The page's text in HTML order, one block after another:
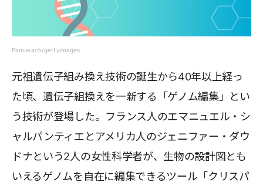
Panuwach/gettyimages
元祖遺伝子組み換え技術の誕生から40年以上経っ
た頃、遺伝子組換えを一新する「ゲノム編集」とい
う技術が登場した。フランス人のエマニュエル・シ
ャルパンティエとアメリカ人のジェニファー・ダウ
ドナという2人の女性科学者が、生物の設計図とも
いえるゲノムを自在に編集できるツール「クリスパ